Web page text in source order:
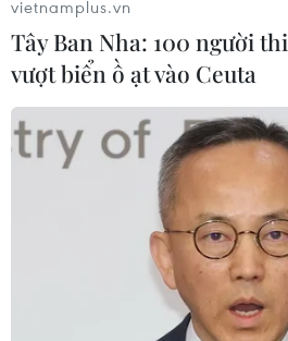
vietnamplus.vn
Tây Ban Nha: 100 người
vượt biển ồ ạt vào Ceuta